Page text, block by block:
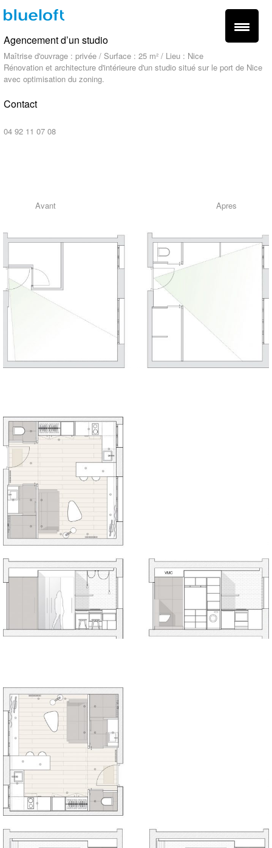
Agencement d’un studio
Maîtrise d'ouvrage : privée / Surface : 25 m² / Lieu : Nice
Rénovation et architecture d'intérieure d'un studio situé sur le port de Nice
avec optimisation du zoning.
Contact
04 92 11 07 08
Avant Apres